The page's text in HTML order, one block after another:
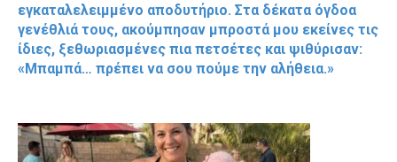
εγκαταλελειμμένο αποδυτήριο. Στα δέκατα όγδοα
γενέθλιά τους, ακούμπησαν μπροστά μου εκείνες τις
ίδιες, ξεθωριασμένες πια πετσέτες και ψιθύρισαν:
«Μπαμπά… πρέπει να σου πούμε την αλήθεια.»